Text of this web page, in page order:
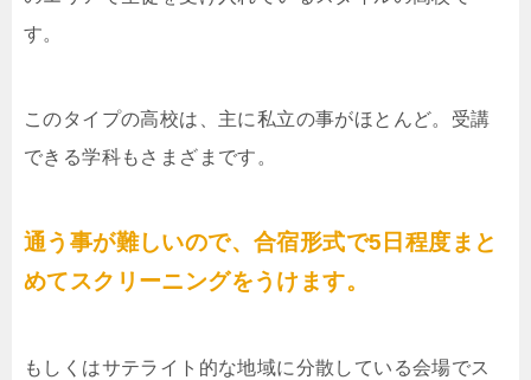
す。
このタイプの高校は、主に私立の事がほとんど。受講
できる学科もさまざまです。
通う事が難しいので、合宿形式で5日程度まと
めてスクリーニングをうけます。
もしくはサテライト的な地域に分散している会場でス